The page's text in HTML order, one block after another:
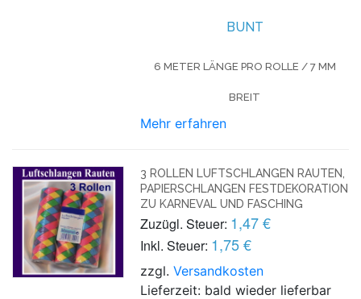
BUNT
6 METER LÄNGE PRO ROLLE / 7 MM
BREIT
Mehr erfahren
3 ROLLEN LUFTSCHLANGEN RAUTEN,
PAPIERSCHLANGEN FESTDEKORATION
ZU KARNEVAL UND FASCHING
Zuzügl. Steuer: 1,47 €
Inkl. Steuer: 1,75 €
zzgl.Versandkosten
Lieferzeit: bald wieder lieferbar